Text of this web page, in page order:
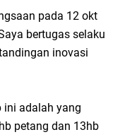
pada 12 okt
bertugas selaku
inovasi
adalah yang
petang dan 13hb